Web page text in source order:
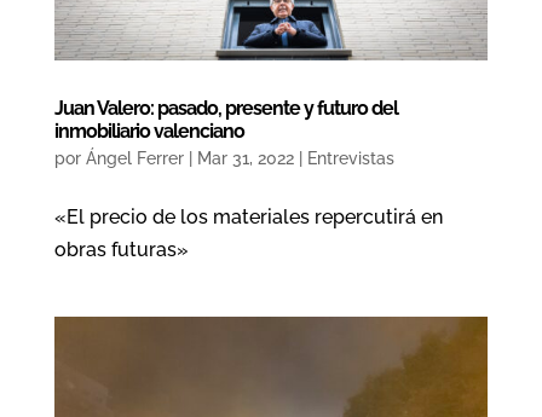
Juan Valero: pasado, presente y futuro del
inmobiliario valenciano
por Ángel Ferrer| Mar 31, 2022| Entrevistas
«El precio de los materiales repercutirá en
obras futuras»